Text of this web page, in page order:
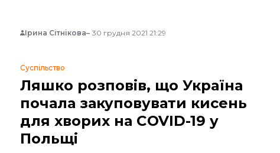
Франківщини стала
Ірина Сітнікова 30 грудня 2021 21:29
Суспільство
Ляшко розповів, що Україна
почала закуповувати кисень
для хворих на COVID-19 у
Польщі